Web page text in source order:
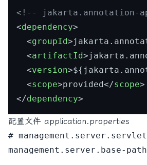
<!-- jakarta.annotation-
<dependency>
<groupId>
<artifactId>
<version>
<scope>provided</scope>
</dependency>
配置文件 application.properties
#
management.server.base-